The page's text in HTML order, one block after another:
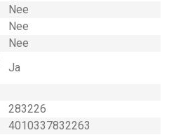
Nee
Nee
Nee
Ja
283226
4010337832263